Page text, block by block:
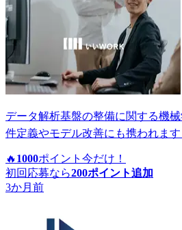
データ解析基盤の整備に関する機
件定義やモデル改善にも携われます
🔥 1000ポイント 今だけ！
初回応募なら200ポイント追加
3か月前